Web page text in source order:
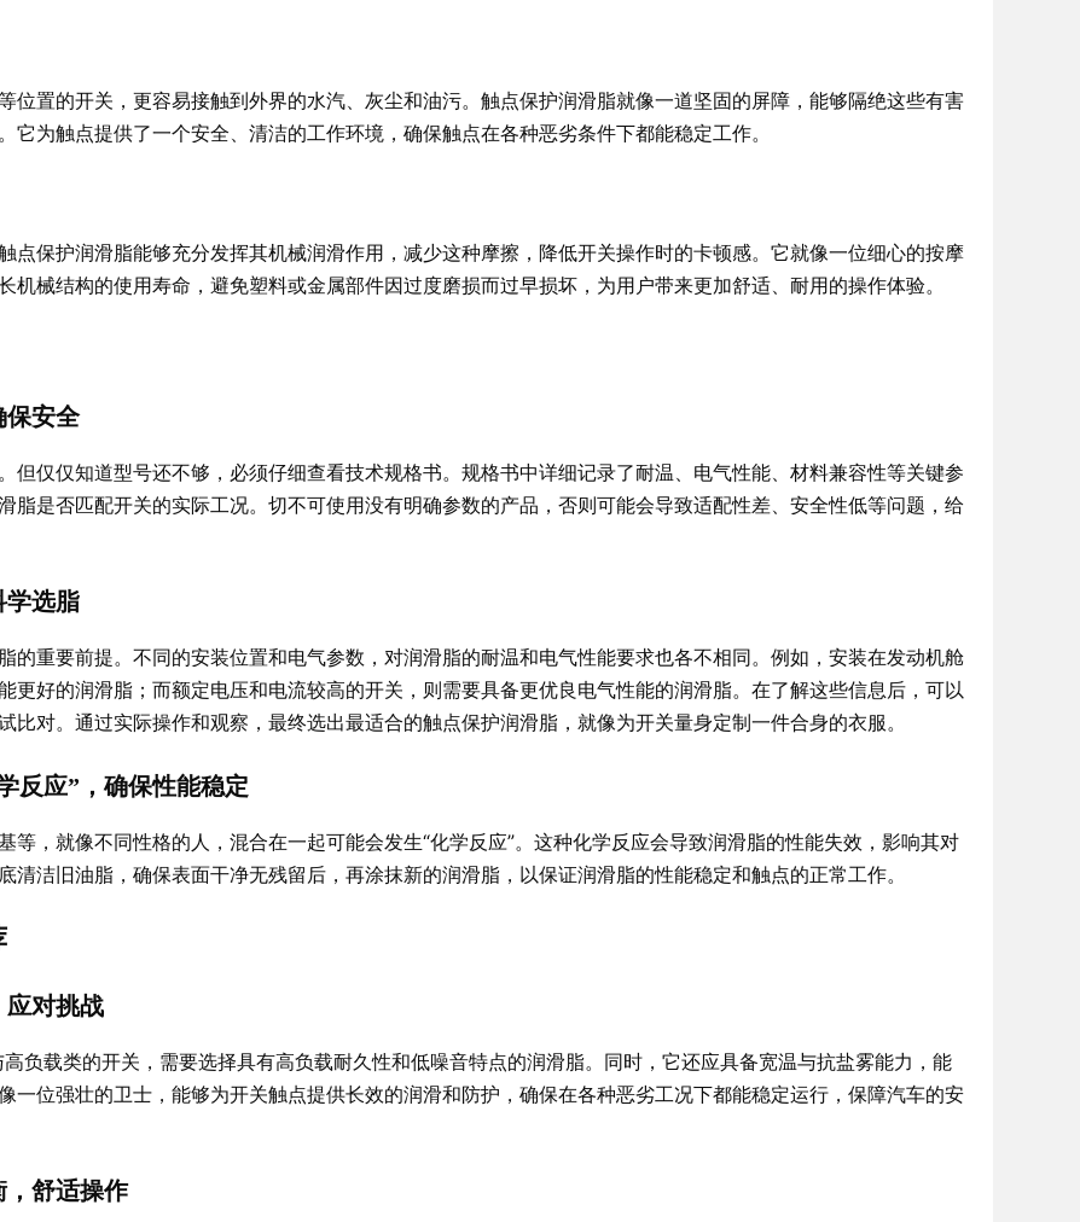
位置的开关，更容易接触到外界的水汽、灰尘和油污。触点保护润滑脂就像一道坚固的屏障，能够隔绝这些有害
为触点提供了一个安全、清洁的工作环境，确保触点在各种恶劣条件下都能稳定工作。
点保护润滑脂能够充分发挥其机械润滑作用，减少这种摩擦，降低开关操作时的卡顿感。它就像一位细心的按摩
械结构的使用寿命，避免塑料或金属部件因过度磨损而过早损坏，为用户带来更加舒适、耐用的操作体验。
保安全
但仅仅知道型号还不够，必须仔细查看技术规格书。规格书中详细记录了耐温、电气性能、材料兼容性等关键参
脂是否匹配开关的实际工况。切不可使用没有明确参数的产品，否则可能会导致适配性差、安全性低等问题，给
学选脂
的重要前提。不同的安装位置和电气参数，对润滑脂的耐温和电气性能要求也各不相同。例如，安装在发动机舱
更好的润滑脂；而额定电压和电流较高的开关，则需要具备更优良电气性能的润滑脂。在了解这些信息后，可以
对。通过实际操作和观察，最终选出最适合的触点保护润滑脂，就像为开关量身定制一件合身的衣服。
反应”，确保性能稳定
，就像不同性格的人，混合在一起可能会发生“化学反应”。这种化学反应会导致润滑脂的性能失效，影响其对
洁旧油脂，确保表面干净无残留后，再涂抹新的润滑脂，以保证润滑脂的性能稳定和触点的正常工作。
应对挑战
负载类的开关，需要选择具有高负载耐久性和低噪音特点的润滑脂。同时，它还应具备宽温与抗盐雾能力，能
一位强壮的卫士，能够为开关触点提供长效的润滑和防护，确保在各种恶劣工况下都能稳定运行，保障汽车的安
，舒适操作